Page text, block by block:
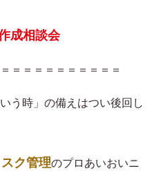
成相談会
＝＝＝＝＝＝＝＝＝＝
う時」の備えはつい後回し
スク管理のプロあいおいニ